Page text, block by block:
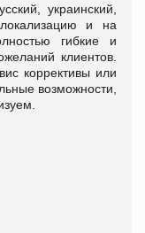
украинский,
и на
гибкие и
клиентов.
коррективы или
возможности,